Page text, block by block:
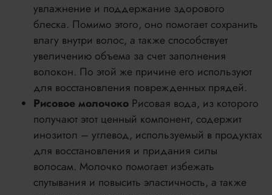
увлажнение и поддержание здорового
блеска. Помимо этого, оно помогает сохранить
влагу внутри волос, а также способствует
увеличению объема за счет заполнения
волокон. По этой же причине его используют
для восстановления поврежденных прядей.
Рисовое молочоко Рисовая вода, из которого
получают этот ценный компонент, содержит
инозитол – углевод, используемый в продуктах
для восстановления и придания силы
волосам. Молочко помогает избежать
спутывания и повысить эластичность, а также